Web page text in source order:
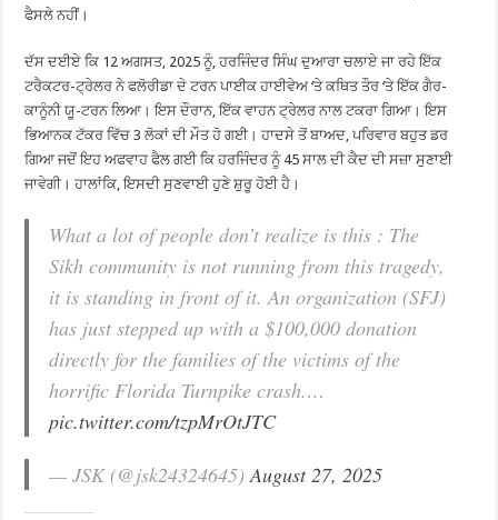
ਫੈਸਲੇ ਨਹੀਂ।
ਦੱਸ ਦਈਏ ਕਿ 12 ਅਗਸਤ, 2025 ਨੂੰ, ਹਰਜਿੰਦਰ ਸਿੰਘ ਦੁਆਰਾ ਚਲਾਏ ਜਾ ਰਹੇ ਇੱਕ
ਟਰੈਕਟਰ-ਟ੍ਰੇਲਰ ਨੇ ਫਲੋਰੀਡਾ ਦੇ ਟਰਨ ਪਾਈਕ ਹਾਈਵੇਅ ‘ਤੇ ਕਥਿਤ ਤੌਰ ‘ਤੇ ਇੱਕ ਗੈਰ-
ਕਾਨੂੰਨੀ ਯੂ-ਟਰਨ ਲਿਆ। ਇਸ ਦੌਰਾਨ, ਇੱਕ ਵਾਹਨ ਟ੍ਰੇਲਰ ਨਾਲ ਟਕਰਾ ਗਿਆ। ਇਸ
ਭਿਆਨਕ ਟੱਕਰ ਵਿੱਚ 3 ਲੋਕਾਂ ਦੀ ਮੌਤ ਹੋ ਗਈ। ਹਾਦਸੇ ਤੋਂ ਬਾਅਦ, ਪਰਿਵਾਰ ਬਹੁਤ ਡਰ
ਗਿਆ ਜਦੋਂ ਇਹ ਅਫਵਾਹ ਫੈਲ ਗਈ ਕਿ ਹਰਜਿੰਦਰ ਨੂੰ 45 ਸਾਲ ਦੀ ਕੈਦ ਦੀ ਸਜ਼ਾ ਸੁਣਾਈ
ਜਾਵੇਗੀ। ਹਾਲਾਂਕਿ, ਇਸਦੀ ਸੁਣਵਾਈ ਹੁਣੇ ਸ਼ੁਰੂ ਹੋਈ ਹੈ।
What a lot of people don’t realize is this : The
Sikh community is not running from this tragedy,
it is standing in front of it. An organization (SFJ)
has just stepped up with a $100,000 donation
directly for the families of the victims of the
horrific Florida Turnpike crash.…
pic.twitter.com/tzpMrOtJTC
— JSK (@jsk24324645)August 27, 2025